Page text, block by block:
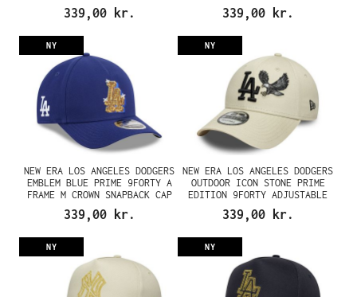
339,00 kr. 339,00 kr.
NY
NEW ERA LOS ANGELES DODGERS
EMBLEM BLUE PRIME 9FORTY A
FRAME M CROWN SNAPBACK CAP
339,00 kr.
NY
NEW ERA LOS ANGELES DODGERS
OUTDOOR ICON STONE PRIME
EDITION 9FORTY ADJUSTABLE
CAP
339,00 kr.
NY NY